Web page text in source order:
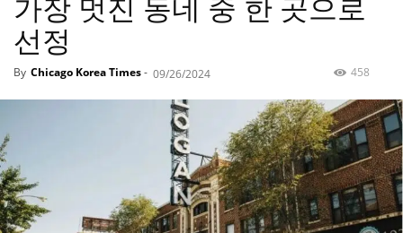
가장 멋진 동네 중 한 곳으로
선정
By Chicago Korea Times- 09/26/2024 458